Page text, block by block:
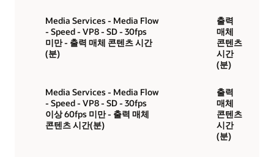
Media Services - Media Flow
- Speed - VP8 - SD - 30fps
미만 - 출력 매체 콘텐츠 시간
(분)
출력
매체
콘텐츠
시간
(분)
Media Services - Media Flow
- Speed - VP8 - SD - 30fps
이상 60fps 미만 - 출력 매체
콘텐츠 시간(분)
출력
매체
콘텐츠
시간
(분)